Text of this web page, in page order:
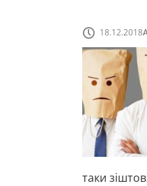
18.12.2018
таки